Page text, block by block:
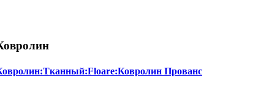
Прованс